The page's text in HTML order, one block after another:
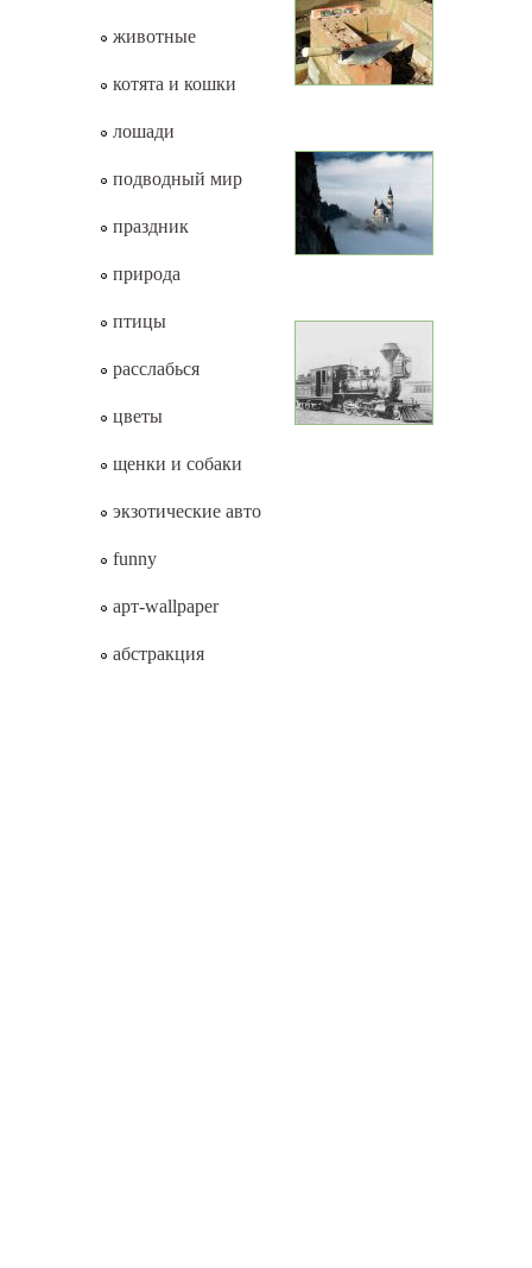
животные
котята и кошки
лошади
подводный мир
праздник
природа
птицы
расслабься
цветы
щенки и собаки
экзотические авто
funny
арт-wallpaper
абстракция